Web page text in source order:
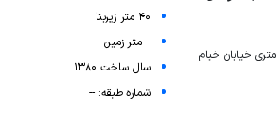
فروش مغازه تجاری ۴۰ متری خیابان خیام
40 متر زیربنا
-- متر زمین
سال ساخت 1380
شماره طبقه: --